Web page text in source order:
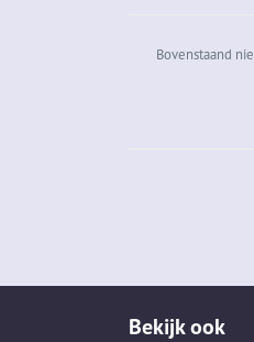
Bovenstaand
Bekijk ook